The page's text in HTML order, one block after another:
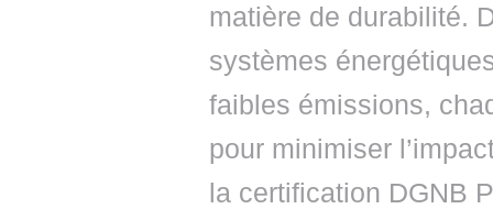
matière de durabilité.
systèmes
faibles émissions,
pour minimiser
la certification DGNB